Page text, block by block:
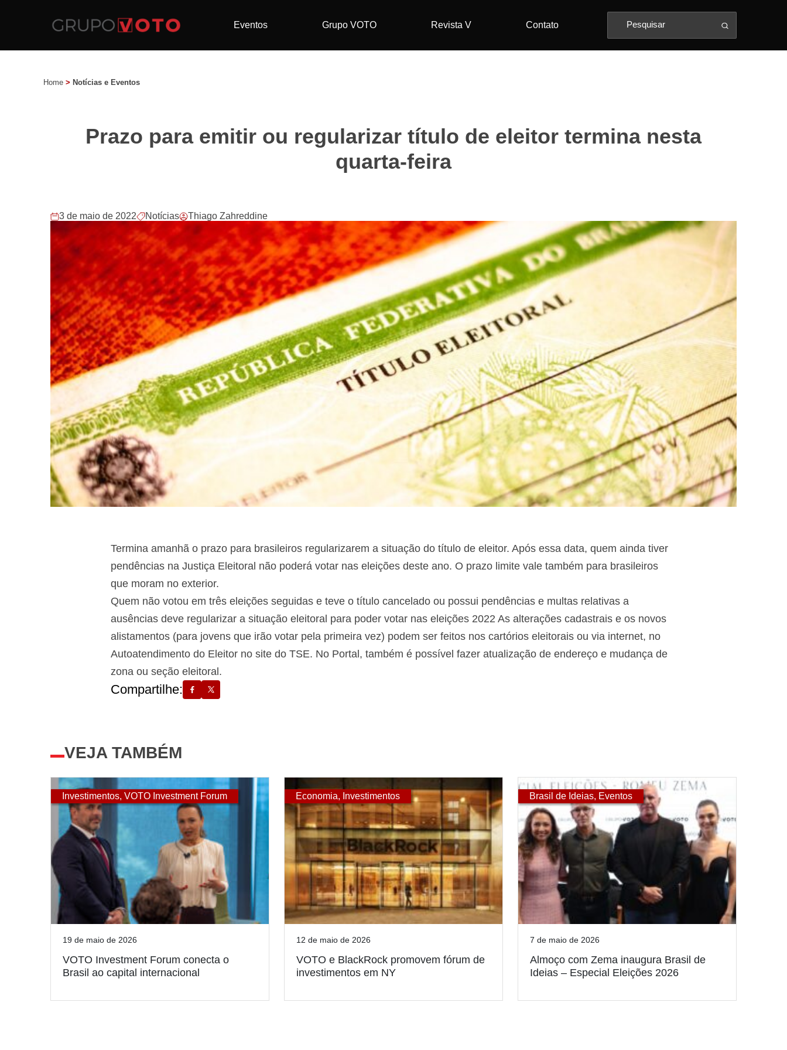
Eventos Grupo VOTO Revista V Contato
Home > Notícias e Eventos
Prazo para emitir ou regularizar título de eleitor termina nesta
quarta-feira
3 de maio de 2022 Notícias Thiago Zahreddine
Termina amanhã o prazo para brasileiros regularizarem a situação do título de eleitor. Após essa data, quem ainda tiver
pendências na Justiça Eleitoral não poderá votar nas eleições deste ano. O prazo limite vale também para brasileiros
que moram no exterior.
Quem não votou em três eleições seguidas e teve o título cancelado ou possui pendências e multas relativas a
ausências deve regularizar a situação eleitoral para poder votar nas eleições 2022 As alterações cadastrais e os novos
alistamentos (para jovens que irão votar pela primeira vez) podem ser feitos nos cartórios eleitorais ou via internet, no
Autoatendimento do Eleitor no site do TSE. No Portal, também é possível fazer atualização de endereço e mudança de
zona ou seção eleitoral.
Compartilhe:
VEJA TAMBÉM
Investimentos, VOTO Investment Forum
19 de maio de 2026
VOTO Investment Forum conecta o
Brasil ao capital internacional
Economia, Investimentos
12 de maio de 2026
VOTO e BlackRock promovem fórum de
investimentos em NY
Brasil de Ideias, Eventos
7 de maio de 2026
Almoço com Zema inaugura Brasil de
Ideias – Especial Eleições 2026